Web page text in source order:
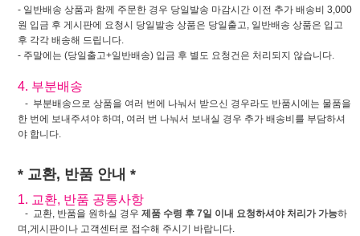
- 일반배송 상품과 함께 주문한 경우 당일발송 마감시간 이전 추가 배송비 3,000
원 입금 후 게시판에 요청시 당일발송 상품은 당일출고, 일반배송 상품은 입고
후 각각 배송해 드립니다.
- 주말에는 (당일출고+일반배송) 입금 후 별도 요청건은 처리되지 않습니다.
4. 부분배송
- 부분배송으로 상품을 여러 번에 나눠서 받으신 경우라도 반품시에는 물품을
한 번에 보내주셔야 하며, 여러 번 나눠서 보내실 경우 추가 배송비를 부담하셔
야 합니다.
* 교환, 반품 안내 *
1. 교환, 반품 공통사항
- 교환, 반품을 원하실 경우 제품 수령 후 7일 이내 요청하셔야 처리가 가능하
며,게시판이나 고객센터로 접수해 주시기 바랍니다.